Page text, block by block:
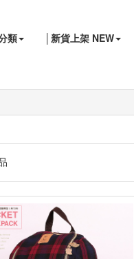
類 │新貨上架 NEW